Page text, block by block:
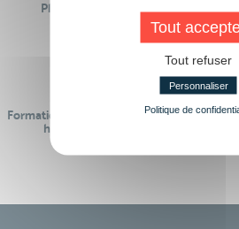
Plus de 50 formations
Formations réalisables pendant ou
hors temps de travail
Tout
Tout refuser
Personnaliser
Politique de